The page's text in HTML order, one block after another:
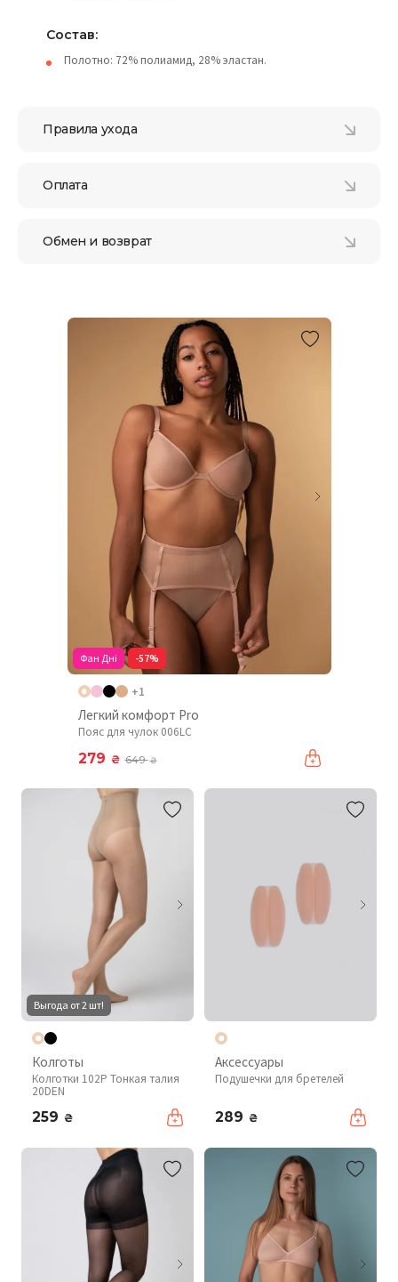
Состав:
Полотно: 72% полиамид, 28% эластан.
Правила ухода
Оплата
Обмен и возврат
Фан Дні -57%
+1
Легкий комфорт Pro
Пояс для чулок 006LC
279 ₴ 649₴
Выгода от 2 шт!
Колготы
Колготки 102P Тонкая талия
20DEN
259 ₴
Аксессуары
Подушечки для бретелей
289 ₴